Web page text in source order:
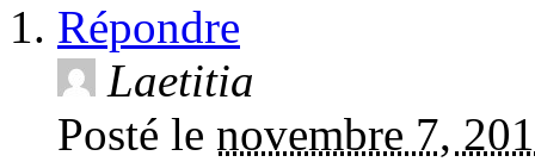
Répondre
Laetitia
Posté le novembre 7,